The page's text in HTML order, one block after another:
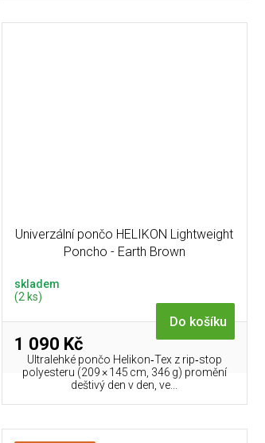
Univerzální pončo HELIKON Lightweight
Poncho - Earth Brown
skladem
(2 ks)
1 090 Kč
Do košíku
Ultralehké pončo Helikon‑Tex z rip‑stop
polyesteru (209 × 145 cm, 346 g) promění
deštivý den v den, ve...